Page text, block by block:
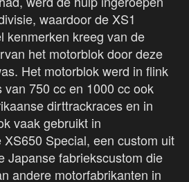
waardoor de XS1
kenmerken kreeg van de
het motorblok door deze
Het motorblok werd in flink
750 cc en 1000 cc ook
dirttrackraces en in
vaak gebruikt in
Special, een custom uit
Japanse fabriekscustom die
andere motorfabrikanten in